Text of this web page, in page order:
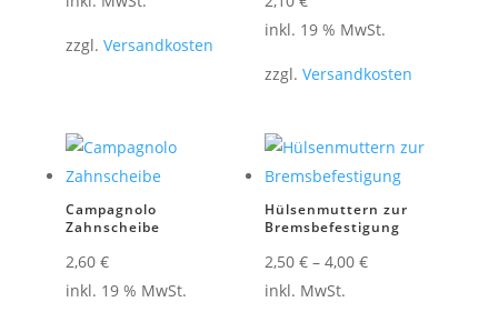
zzgl. Versandkosten
inkl. 19 % MwSt.
zzgl. Versandkosten
Campagnolo
Zahnscheibe
2,60 €
inkl. 19 % MwSt.
Hülsenmuttern zur
Bremsbefestigung
2,50 €– 4,00 €
inkl. MwSt.